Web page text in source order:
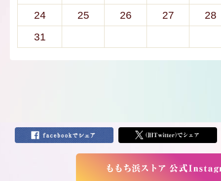
24
25 26 27
28
31